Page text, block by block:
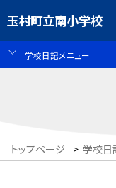
玉村町立南小学校
学校日記メニュー
トップページ > 学校日